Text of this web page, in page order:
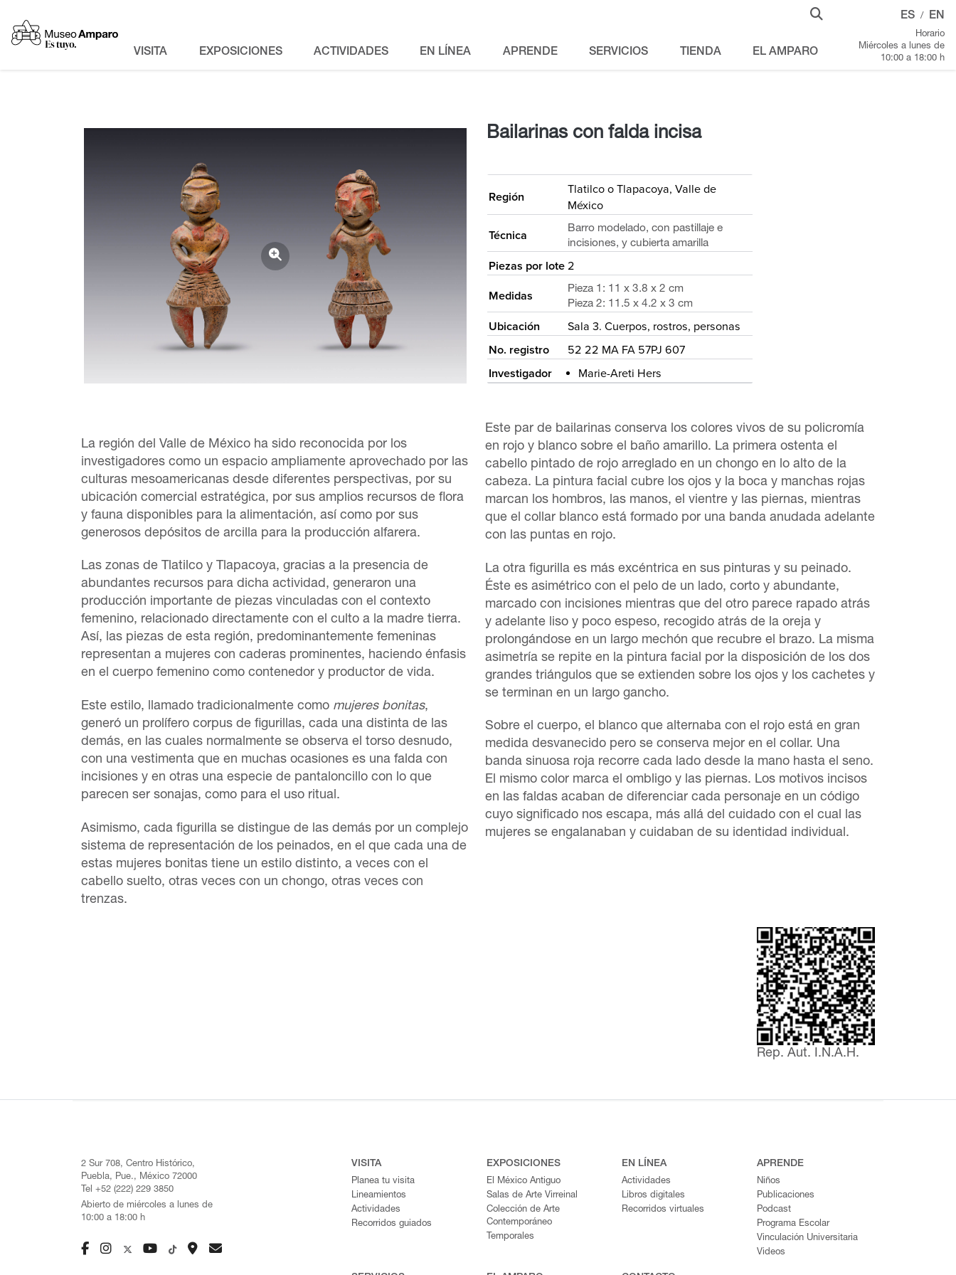
VISITA EXPOSICIONES ACTIVIDADES EN LÍNEA APRENDE SERVICIOS TIENDA EL AMPARO
ES / EN
Horario
Miércoles a lunes de
10:00 a 18:00 h
Bailarinas con falda incisa
Región
Tlatilco o Tlapacoya, Valle de
México
Técnica
Barro modelado, con pastillaje e
incisiones, y cubierta amarilla
Piezas por lote 2
Medidas
Pieza 1: 11 x 3.8 x 2 cm
Pieza 2: 11.5 x 4.2 x 3 cm
Ubicación
Sala 3. Cuerpos, rostros, personas
No. registro
52 22 MA FA 57PJ 607
Investigador
Marie-Areti Hers
La región del Valle de México ha sido reconocida por los
investigadores como un espacio ampliamente aprovechado por las
culturas mesoamericanas desde diferentes perspectivas, por su
ubicación comercial estratégica, por sus amplios recursos de flora
y fauna disponibles para la alimentación, así como por sus
generosos depósitos de arcilla para la producción alfarera.
Las zonas de Tlatilco y Tlapacoya, gracias a la presencia de
abundantes recursos para dicha actividad, generaron una
producción importante de piezas vinculadas con el contexto
femenino, relacionado directamente con el culto a la madre tierra.
Así, las piezas de esta región, predominantemente femeninas
representan a mujeres con caderas prominentes, haciendo énfasis
en el cuerpo femenino como contenedor y productor de vida.
Este estilo, llamado tradicionalmente como mujeres bonitas,
generó un prolífero corpus de figurillas, cada una distinta de las
demás, en las cuales normalmente se observa el torso desnudo,
con una vestimenta que en muchas ocasiones es una falda con
incisiones y en otras una especie de pantaloncillo con lo que
parecen ser sonajas, como para el uso ritual.
Asimismo, cada figurilla se distingue de las demás por un complejo
sistema de representación de los peinados, en el que cada una de
estas mujeres bonitas tiene un estilo distinto, a veces con el
cabello suelto, otras veces con un chongo, otras veces con
trenzas.
Este par de bailarinas conserva los colores vivos de su policromía
en rojo y blanco sobre el baño amarillo. La primera ostenta el
cabello pintado de rojo arreglado en un chongo en lo alto de la
cabeza. La pintura facial cubre los ojos y la boca y manchas rojas
marcan los hombros, las manos, el vientre y las piernas, mientras
que el collar blanco está formado por una banda anudada adelante
con las puntas en rojo.
La otra figurilla es más excéntrica en sus pinturas y su peinado.
Éste es asimétrico con el pelo de un lado, corto y abundante,
marcado con incisiones mientras que del otro parece rapado atrás
y adelante liso y poco espeso, recogido atrás de la oreja y
prolongándose en un largo mechón que recubre el brazo. La misma
asimetría se repite en la pintura facial por la disposición de los dos
grandes triángulos que se extienden sobre los ojos y los cachetes y
se terminan en un largo gancho.
Sobre el cuerpo, el blanco que alternaba con el rojo está en gran
medida desvanecido pero se conserva mejor en el collar. Una
banda sinuosa roja recorre cada lado desde la mano hasta el seno.
El mismo color marca el ombligo y las piernas. Los motivos incisos
en las faldas acaban de diferenciar cada personaje en un código
cuyo significado nos escapa, más allá del cuidado con el cual las
mujeres se engalanaban y cuidaban de su identidad individual.
Rep. Aut. I.N.A.H.
2 Sur 708, Centro Histórico,
Puebla, Pue., México 72000
Tel +52 (222) 229 3850
Abierto de miércoles a lunes de
10:00 a 18:00 h
VISITA
Planea tu visita
Lineamientos
Actividades
Recorridos guiados
EXPOSICIONES
El México Antiguo
Salas de Arte Virreinal
Colección de Arte
Contemporáneo
Temporales
EN LÍNEA
Actividades
Libros digitales
Recorridos virtuales
APRENDE
Niños
Publicaciones
Podcast
Programa Escolar
Vinculación Universitaria
Videos